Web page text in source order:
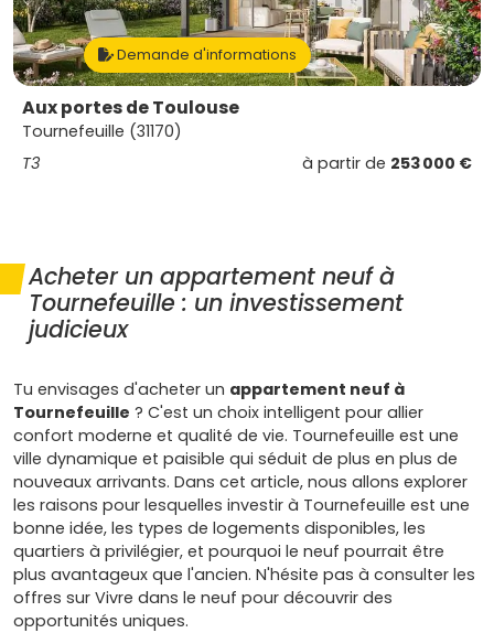
Demande d'informations
Aux portes de Toulouse
Tournefeuille (31170)
T3
à partir de 253 000 €
Acheter un appartement neuf à
Tournefeuille : un investissement
judicieux
Tu envisages d'acheter un appartement neuf à
Tournefeuille ? C'est un choix intelligent pour allier
confort moderne et qualité de vie. Tournefeuille est une
ville dynamique et paisible qui séduit de plus en plus de
nouveaux arrivants. Dans cet article, nous allons explorer
les raisons pour lesquelles investir à Tournefeuille est une
bonne idée, les types de logements disponibles, les
quartiers à privilégier, et pourquoi le neuf pourrait être
plus avantageux que l'ancien. N'hésite pas à consulter les
offres sur Vivre dans le neuf pour découvrir des
opportunités uniques.